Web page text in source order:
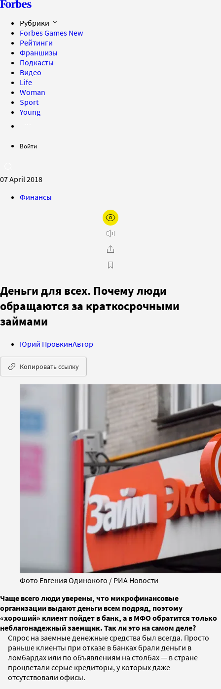
Рубрики
Forbes Games New
Рейтинги
Франшизы
Подкасты
Видео
Life
Woman
Sport
Young
Войти
07 April 2018
Финансы
Деньги для всех. Почему люди
обращаются за краткосрочными
займами
Юрий ПровкинАвтор
Копировать ссылку
Фото Евгения Одинокого / РИА Новости
Чаще всего люди уверены, что микрофинансовые
организации выдают деньги всем подряд, поэтому
«хороший» клиент пойдет в банк, а в МФО обратится только
неблагонадежный заемщик. Так ли это на самом деле?
Спрос на заемные денежные средства был всегда. Просто
раньше клиенты при отказе в банках брали деньги в
ломбардах или по объявлениям на столбах — в стране
процветали серые кредиторы, у которых даже
отсутствовали офисы.